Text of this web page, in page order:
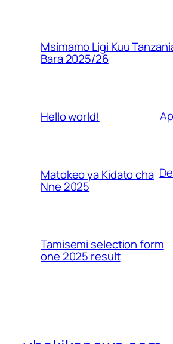
Msimamo Ligi Kuu
Bara 2025/26
Hello world!
Matokeo ya Kidato cha
Nne 2025
Tamisemi selection form
one 2025 result